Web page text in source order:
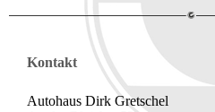
Kontakt
Autohaus Dirk Gretschel